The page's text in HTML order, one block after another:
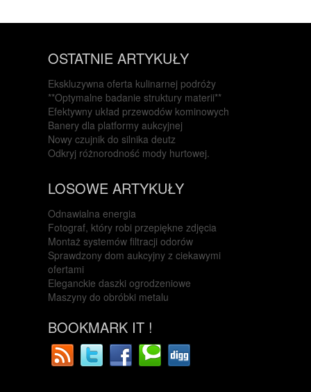
OSTATNIE ARTYKUŁY
Ekskluzywna oferta kulinarnej podróży
**Optymalne badanie struktury materii**
Efektywny układ przewodów kominowych
Banery dla platformy aukcyjnej
Nowy czujnik do silnika deutz
Odkryj różnorodność mody hurtowej.
LOSOWE ARTYKUŁY
Odnawialna energia
Fotograf, który robi przepiękne zdjęcia
Montaż systemów filtracji odorów
Sprawdzony dom aukcyjny z ciekawymi
ofertami
Eleganckie daszki ogrodzeniowe
Maszyny do obróbki metalu
BOOKMARK IT !